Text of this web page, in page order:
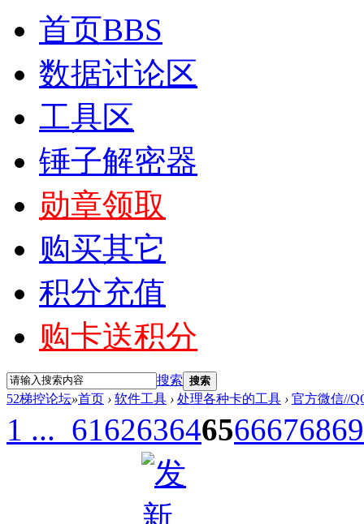
首页BBS
数据讨论区
工具区
锤子解密器
勋章领取
购买其它
积分充值
购卡送积分
搜索 搜索
52梯控论坛»首页 › 软件工具 › 处理各种卡的工具 › 官方微信//
1 ... 616263646566676869